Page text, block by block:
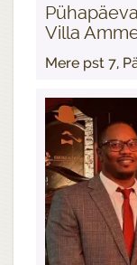
Villa
Mere pst 7,